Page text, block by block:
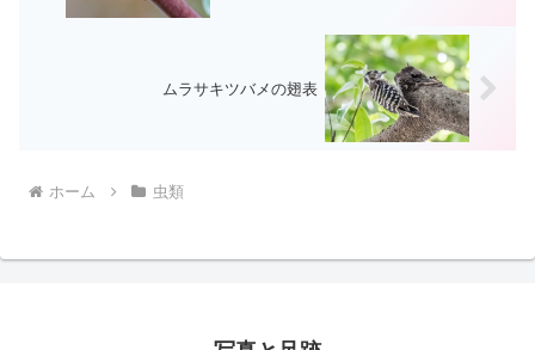
ムラサキツバメの翅表
ホーム 虫類